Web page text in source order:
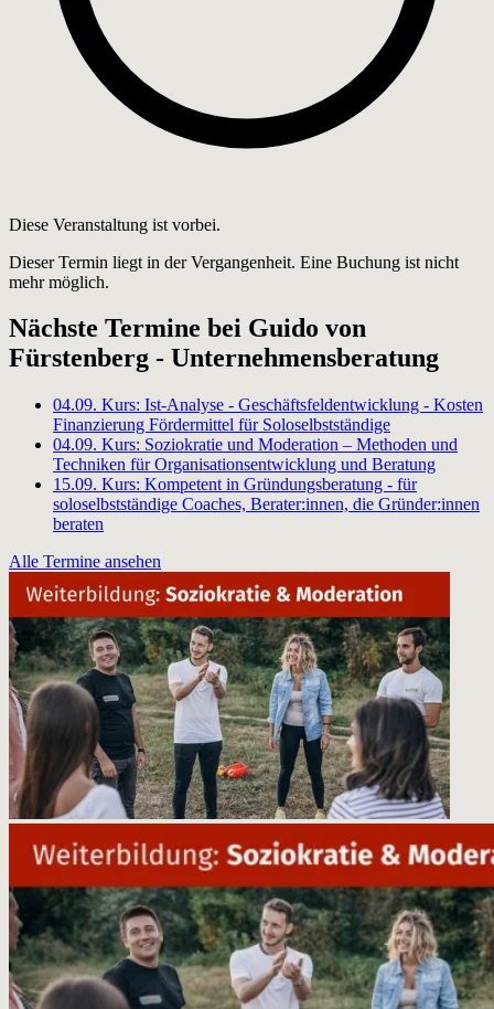
Diese Veranstaltung ist vorbei.
Dieser Termin liegt in der Vergangenheit. Eine Buchung ist nicht
mehr möglich.
Nächste Termine bei Guido von
Fürstenberg - Unternehmensberatung
04.09. Kurs: Ist-Analyse - Geschäftsfeldentwicklung - Kosten
Finanzierung Fördermittel für Soloselbstständige
04.09. Kurs: Soziokratie und Moderation – Methoden und
Techniken für Organisationsentwicklung und Beratung
15.09. Kurs: Kompetent in Gründungsberatung - für
soloselbstständige Coaches, Berater:innen, die Gründer:innen
beraten
Alle Termine ansehen